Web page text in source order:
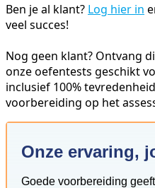
Ben je al klant? Log hier in
veel succes!
Nog geen klant? Ontvang
onze oefentests geschikt
inclusief 100%
voorbereiding op het
Onze ervaring,
Goede voorbereiding